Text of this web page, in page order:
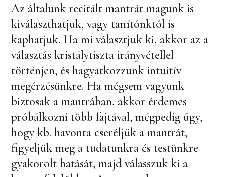
Az általunk recitált mantrát magunk is
kiválaszthatjuk, vagy tanítónktól is
kaphatjuk. Ha mi választjuk ki, akkor az a
választás kristálytiszta irányvétellel
történjen, és hagyatkozzunk intuitív
megérzésünkre. Ha mégsem vagyunk
biztosak a mantrában, akkor érdemes
próbálkozni több fajtával, mégpedig úgy,
hogy kb. havonta cseréljük a mantrát,
figyeljük meg a tudatunkra és testünkre
gyakorolt hatását, majd válasszuk ki a